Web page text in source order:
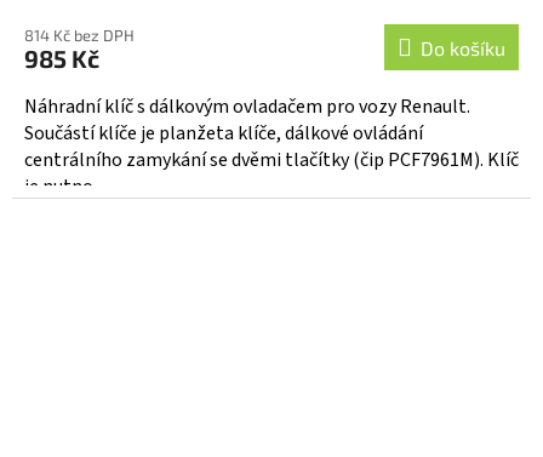
814 Kč bez DPH
985 Kč Do košíku
Náhradní klíč s dálkovým ovladačem pro vozy Renault.
Součástí klíče je planžeta klíče, dálkové ovládání
centrálního zamykání se dvěmi tlačítky (čip PCF7961M). Klíč
je nutno...